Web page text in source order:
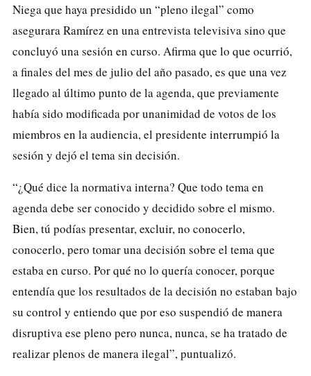
Niega que haya presidido un “pleno ilegal” como
asegurara Ramírez en una entrevista televisiva sino que
concluyó una sesión en curso. Afirma que lo que ocurrió,
a finales del mes de julio del año pasado, es que una vez
llegado al último punto de la agenda, que previamente
había sido modificada por unanimidad de votos de los
miembros en la audiencia, el presidente interrumpió la
sesión y dejó el tema sin decisión.
“¿Qué dice la normativa interna? Que todo tema en
agenda debe ser conocido y decidido sobre el mismo.
Bien, tú podías presentar, excluir, no conocerlo,
conocerlo, pero tomar una decisión sobre el tema que
estaba en curso. Por qué no lo quería conocer, porque
entendía que los resultados de la decisión no estaban bajo
su control y entiendo que por eso suspendió de manera
disruptiva ese pleno pero nunca, nunca, se ha tratado de
realizar plenos de manera ilegal”, puntualizó.